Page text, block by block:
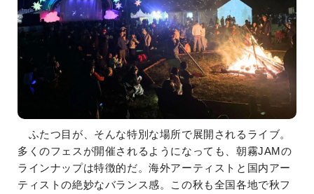
ふたつ目が、そんな特別な場所で展開されるライブ。
多くのフェスが開催されるようになっても、朝霧JAMの
ラインナップは特徴的だ。海外アーティストと国内アー
ティストの絶妙なバランス感。この秋も全国各地で秋フ